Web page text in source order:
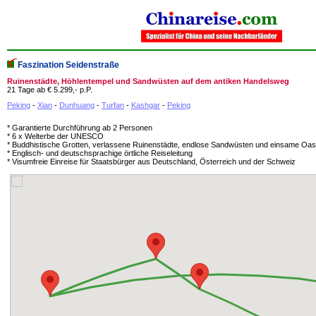
Faszination Seidenstraße
Ruinenstädte, Höhlentempel und Sandwüsten auf dem antiken Handelsweg
21 Tage ab € 5.299,- p.P.
Peking - Xian - Dunhuang - Turfan - Kashgar - Peking
* Garantierte Durchführung ab 2 Personen
* 6 x Welterbe der UNESCO
* Buddhistische Grotten, verlassene Ruinenstädte, endlose Sandwüsten und einsame
* Englisch- und deutschsprachige örtliche Reiseleitung
* Visumfreie Einreise für Staatsbürger aus Deutschland, Österreich und der Schweiz